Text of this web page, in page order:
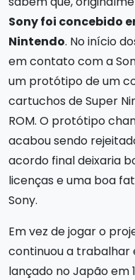
Sony foi concebido
Nintendo. No início
em contato com a
um protótipo de um
cartuchos de Super
ROM. O protótipo
acabou sendo
acordo final deixaria
licenças e uma boa
Sony.
Em vez de jogar o
continuou a trabalhar
lançado no Japão em